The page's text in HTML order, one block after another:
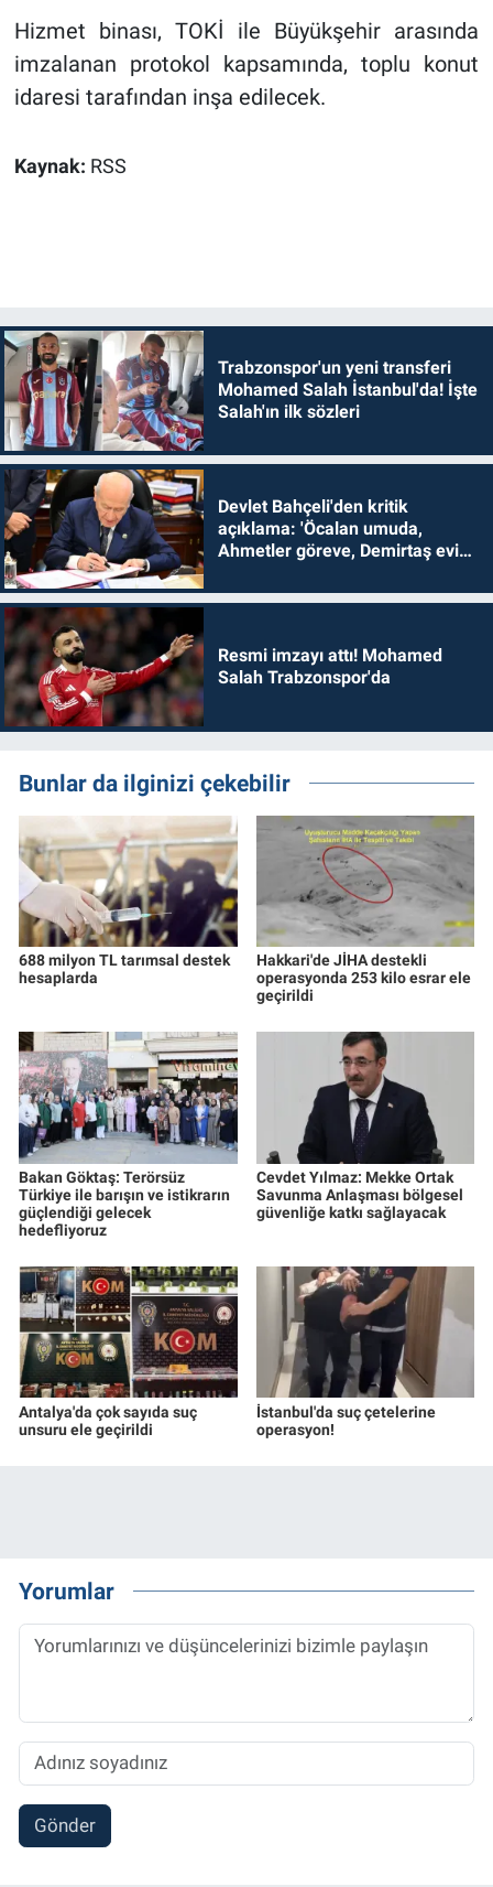
Hizmet binası, TOKİ ile Büyükşehir arasında
imzalanan protokol kapsamında, toplu konut
idaresi tarafından inşa edilecek.
Kaynak: RSS
Trabzonspor'un yeni transferi
Mohamed Salah İstanbul'da! İşte
Salah'ın ilk sözleri
Devlet Bahçeli'den kritik
açıklama: 'Öcalan umuda,
Ahmetler göreve, Demirtaş evine
Resmi imzayı attı! Mohamed
Salah Trabzonspor'da
Bunlar da ilginizi çekebilir
688 milyon TL tarımsal destek
hesaplarda
Hakkari'de JİHA destekli
operasyonda 253 kilo esrar ele
geçirildi
Bakan Göktaş: Terörsüz
Türkiye ile barışın ve istikrarın
güçlendiği gelecek
hedefliyoruz
Cevdet Yılmaz: Mekke Ortak
Savunma Anlaşması bölgesel
güvenliğe katkı sağlayacak
Antalya'da çok sayıda suç
unsuru ele geçirildi
İstanbul'da suç çetelerine
operasyon!
Yorumlar
Gönder